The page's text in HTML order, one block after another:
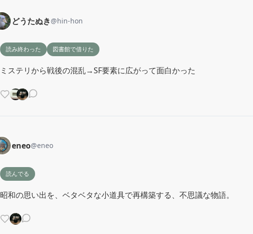
どうたぬき@hin-hon
読み終わった 図書館で借りた
ミステリから戦後の混乱→SF要素に広がって面白かった
eneo@eneo
読んでる
昭和の思い出を、ベタベタな小道具で再構築する、不思議な物語。